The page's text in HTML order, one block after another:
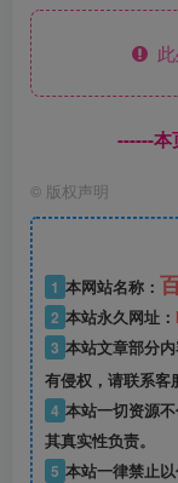
此
------本
© 版权声明
1 本网站名称：
2 本站永久网址：
3 本站文章部分
有侵权，请联系客
4 本站一切资源
其真实性负责。
5 本站一律禁止